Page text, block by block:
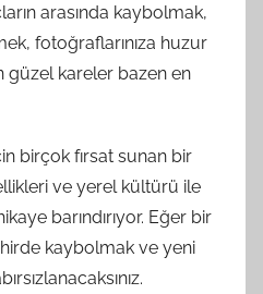
arasında kaybolmak,
fotoğraflarınıza huzur
güzel kareler bazen en
birçok fırsat sunan bir
ve yerel kültürü ile
barındırıyor. Eğer bir
kaybolmak ve yeni